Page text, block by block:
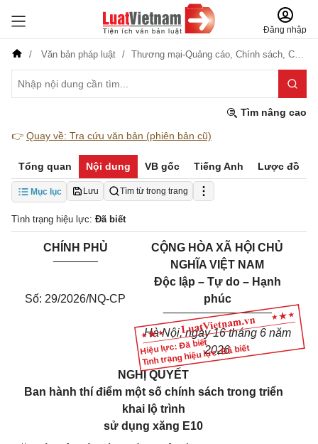
Đăng nhập
Văn bản pháp luật Thương mại-Quảng cáo, Chính sách, Công nghiệp
Tìm nâng cao
👉 Quay về: Tra cứu văn bản (phiên bản cũ)
Tổng quan Nội dung VB gốc Tiếng Anh Lược đồ
Mục lục Lưu Tìm từ trong trang
Tình trạng hiệu lực: Đã biết
Hiệu lực: Đã biết
Tình trạng hiệu lực: Đã biết
CHÍNH PHỦ
Số: 29/2026/NQ-CP
CỘNG HÒA XÃ HỘI CHỦ
NGHĨA VIỆT NAM
Độc lập – Tự do – Hạnh
phúc
_________________
Hà Nội, ngày 16 tháng 6 năm
2026
NGHỊ QUYẾT
Ban hành thí điểm một số chính sách trong triển
khai lộ trình
sử dụng xăng E10